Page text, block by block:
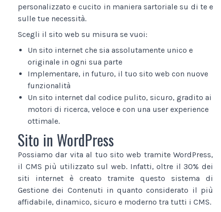
personalizzato e cucito in maniera sartoriale su di te e
sulle tue necessità.
Scegli il sito web su misura se vuoi:
Un sito internet che sia assolutamente unico e
originale in ogni sua parte
Implementare, in futuro, il tuo sito web con nuove
funzionalità
Un sito internet dal codice pulito, sicuro, gradito ai
motori di ricerca, veloce e con una user experience
ottimale.
Sito in WordPress
Possiamo dar vita al tuo sito web tramite WordPress,
il CMS più utilizzato sul web. Infatti, oltre il 30% dei
siti internet è creato tramite questo sistema di
Gestione dei Contenuti in quanto considerato il più
affidabile, dinamico, sicuro e moderno tra tutti i CMS.